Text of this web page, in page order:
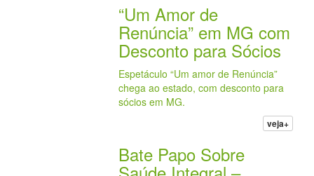
“Um Amor de
Renúncia” em MG com
Desconto para Sócios
Espetáculo “Um amor de Renúncia”
chega ao estado, com desconto para
sócios em MG.
veja+
Bate Papo Sobre